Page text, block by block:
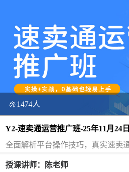
1474人
Y2-速卖通运营推广班-25年11月24
师）
全面解析平台操作技巧，真实速卖
授课讲师：陈老师